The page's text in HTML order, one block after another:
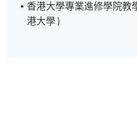
香港大學專業進修學院教
港大學 )